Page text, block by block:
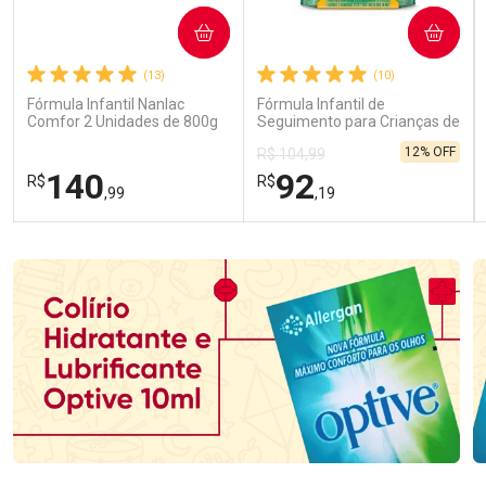
(13)
Fórmula Infantil Nanlac
Comfor 2 Unidades de 800g
R$140,99
COMPRAR
(10)
Fórmula Infantil de
Seguimento para Crianças de
Primeira Infância Nestonutri
2 Unidades de 800g cada
R$ 104,99
R$92,19
12% OFF
COMPRAR
Laboratório
Por Menos